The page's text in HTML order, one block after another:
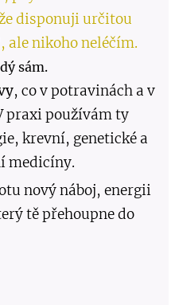
disponuji určitou
, ale nikoho neléčím.
sám.
, co v potravinách a v
praxi používám ty
krevní, genetické a
medicíny.
nový náboj, energii
tě přehoupne do